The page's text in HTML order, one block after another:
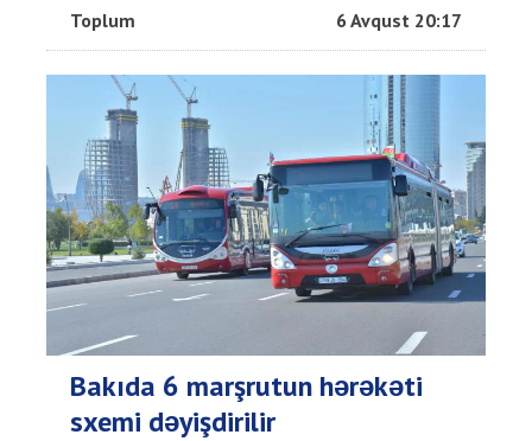
Toplum 6 Avqust 20:17
Bakıda 6 marşrutun hərəkəti
sxemi dəyişdirilir